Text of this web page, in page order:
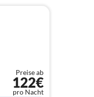
Preise ab
122€
pro Nacht